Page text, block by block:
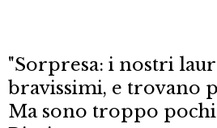
"Sorpresa: i nostri
bravissimi, e trovano
Ma sono troppo